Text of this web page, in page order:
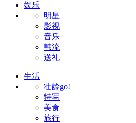
娱乐
明星
影视
音乐
韩流
送礼
生活
壮龄go!
特写
美食
旅行